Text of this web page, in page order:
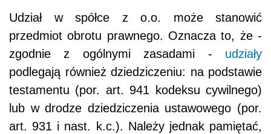
Udział w spółce z o.o. może stanowić
przedmiot obrotu prawnego. Oznacza to, że -
zgodnie z ogólnymi zasadami - udziały
podlegają również dziedziczeniu: na podstawie
testamentu (por. art. 941 kodeksu cywilnego)
lub w drodze dziedziczenia ustawowego (por.
art. 931 i nast. k.c.). Należy jednak pamiętać,